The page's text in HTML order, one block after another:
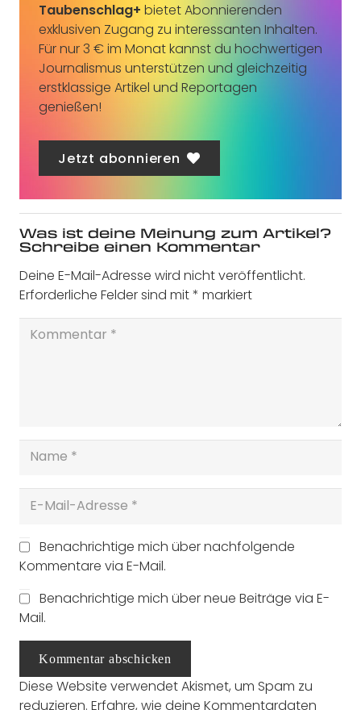
Taubenschlag+ bietet Abonnierenden
exklusiven Zugang zu interessanten Inhalten.
Für nur 3 € im Monat kannst du hochwertigen
Journalismus unterstützen und gleichzeitig
erstklassige Artikel und Reportagen
genießen!
Jetzt abonnieren
Was ist deine Meinung zum Artikel?
Schreibe einen Kommentar
Deine E-Mail-Adresse wird nicht veröffentlicht.
Erforderliche Felder sind mit* markiert
Benachrichtige mich über nachfolgende
Kommentare via E-Mail.
Benachrichtige mich über neue Beiträge via E-
Mail.
Kommentar abschicken
Diese Website verwendet Akismet, um Spam zu
reduzieren. Erfahre, wie deine Kommentardaten